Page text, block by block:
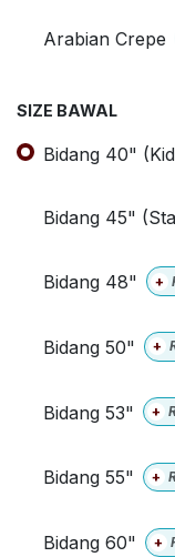
Arabian Crepe
SIZE BAWAL
Bidang 40"
Bidang 45"
Bidang 48" +
Bidang 50" +
Bidang 53" +
Bidang 55" +
Bidang 60" +